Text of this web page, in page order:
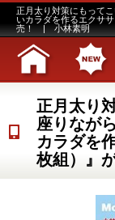
正月太り対策にもって
いカラダを作るエクサ
売！ | 小林素明
正月太り
座りなが
カラダを
枚組）』